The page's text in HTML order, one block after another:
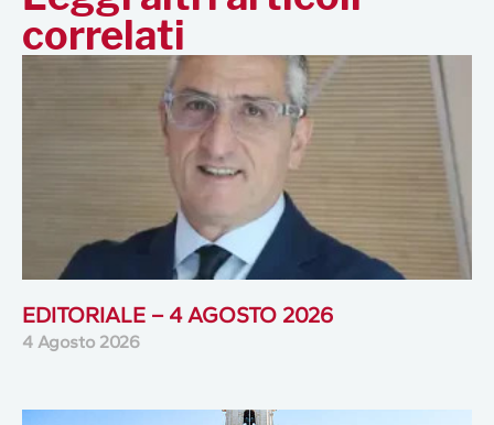
correlati
EDITORIALE – 4 AGOSTO 2026
4 Agosto 2026